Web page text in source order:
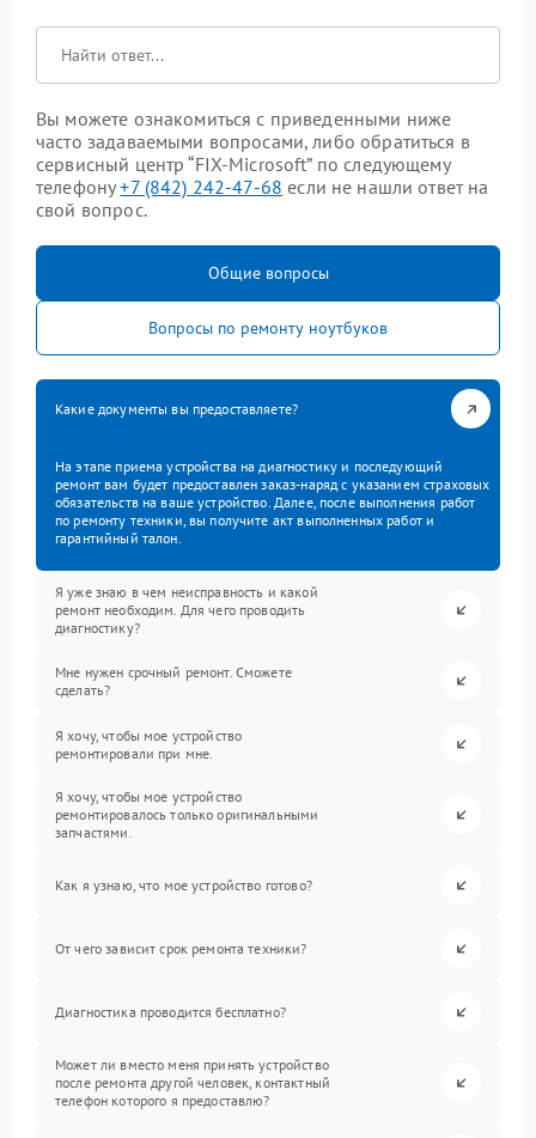
Вы можете ознакомиться с приведенными ниже
часто задаваемыми вопросами, либо обратиться в
сервисный центр “FIX-Microsoft” по следующему
телефону+7 (842) 242-47-68 если не нашли ответ на
свой вопрос.
Общие вопросы
Вопросы по ремонту ноутбуков
Какие документы вы предоставляете?
На этапе приема устройства на диагностику и последующий
ремонт вам будет предоставлен заказ-наряд с указанием страховых
обязательств на ваше устройство. Далее, после выполнения работ
по ремонту техники, вы получите акт выполненных работ и
гарантийный талон.
Я уже знаю в чем неисправность и какой
ремонт необходим. Для чего проводить
диагностику?
Мне нужен срочный ремонт. Сможете
сделать?
Я хочу, чтобы мое устройство
ремонтировали при мне.
Я хочу, чтобы мое устройство
ремонтировалось только оригинальными
запчастями.
Как я узнаю, что мое устройство готово?
От чего зависит срок ремонта техники?
Диагностика проводится бесплатно?
Может ли вместо меня принять устройство
после ремонта другой человек, контактный
телефон которого я предоставлю?